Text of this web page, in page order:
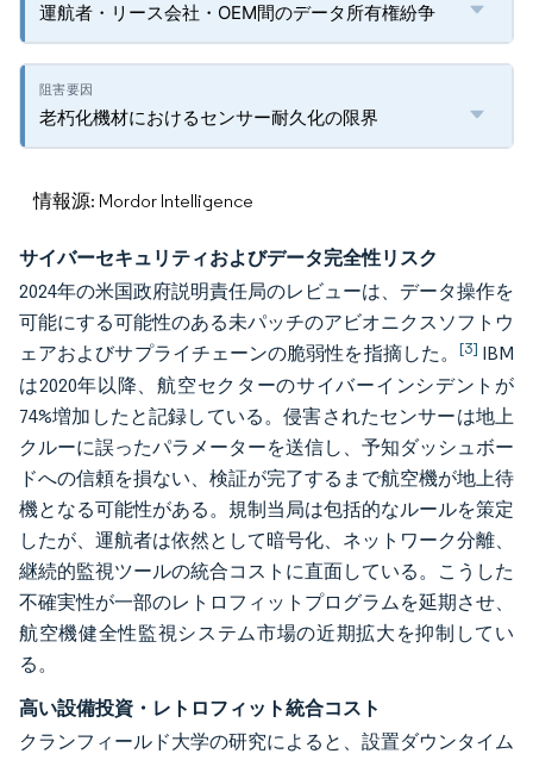
運航者・リース会社・OEM間のデータ所有権紛争
老朽化機材におけるセンサー耐久化の限界
情報源: Mordor Intelligence
サイバーセキュリティおよびデータ完全性リスク
2024年の米国政府説明責任局のレビューは、データ操作を
可能にする可能性のある未パッチのアビオニクスソフトウ
ェアおよびサプライチェーンの脆弱性を指摘した。 [3] IBM
は2020年以降、航空セクターのサイバーインシデントが
74%増加したと記録している。侵害されたセンサーは地上
クルーに誤ったパラメーターを送信し、予知ダッシュボー
ドへの信頼を損ない、検証が完了するまで航空機が地上待
機となる可能性がある。規制当局は包括的なルールを策定
したが、運航者は依然として暗号化、ネットワーク分離、
継続的監視ツールの統合コストに直面している。こうした
不確実性が一部のレトロフィットプログラムを延期させ、
航空機健全性監視システム市場の近期拡大を抑制してい
る。
高い設備投資・レトロフィット統合コスト
クランフィールド大学の研究によると、設置ダウンタイム